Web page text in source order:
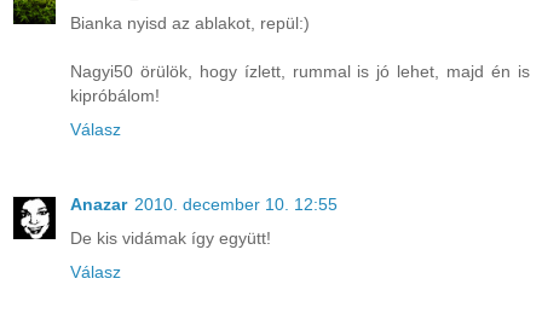
Bianka nyisd az ablakot, repül:)
Nagyi50 örülök, hogy ízlett, rummal is jó lehet, majd én is
kipróbálom!
Válasz
Anazar 2010. december 10. 12:55
De kis vidámak így együtt!
Válasz